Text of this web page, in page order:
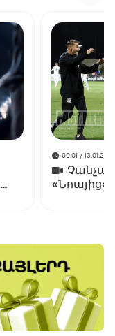
00:01 /
«Նոայից»